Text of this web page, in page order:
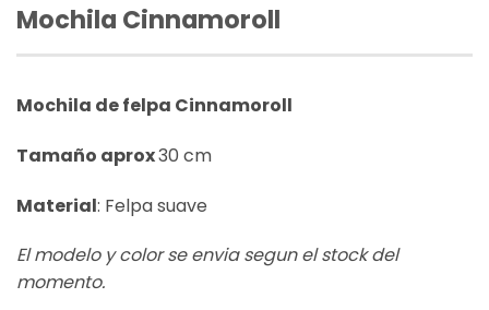
Mochila Cinnamoroll
Mochila de felpa Cinnamoroll
Tamaño aprox30 cm
Material: Felpa suave
El modelo y color se envia segun el stock del
momento.